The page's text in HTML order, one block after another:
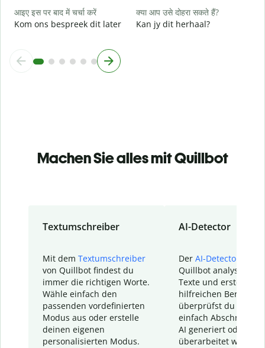
आइए इस पर बाद में चर्चा करें
Kom ons bespreek dit later
क्या आप उसे दोहरा सकते हैं?
Kan jy dit herhaal?
Machen Sie alles mit Quillbot
Textumschreiber
Mit dem Textumschreiber
von Quillbot findest du
immer die richtigen Worte.
Wähle einfach den
passenden vordefinierten
Modus aus oder erstelle
deinen eigenen
personalisierten Modus.
AI-Detector
Der AI-Detector
Quillbot analysiert
Texte und erstellt
hilfreichen Bericht.
überprüfst du
einfach Abschnitte,
AI generiert oder
überarbeitet wurden.